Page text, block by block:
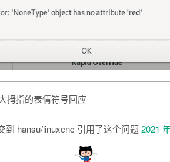
拇指的表情符号回应
到 hansu/linuxcnc 引用了这个问题2021